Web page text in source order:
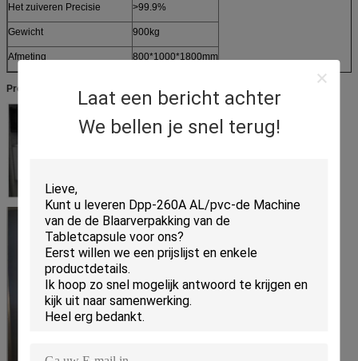
Laat een bericht achter
We bellen je snel terug!
Het zuiveren Precisie >99.9%
Gewicht 900kg
Afmeting 800*1000*1800mm
Productbeeld